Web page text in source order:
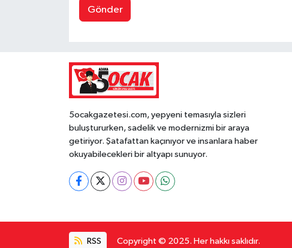
Gönder
5ocakgazetesi.com, yepyeni temasıyla sizleri
buluştururken, sadelik ve modernizmi bir araya
getiriyor. Şatafattan kaçınıyor ve insanlara haber
okuyabilecekleri bir altyapı sunuyor.
RSS Copyright © 2025. Her hakkı saklıdır.